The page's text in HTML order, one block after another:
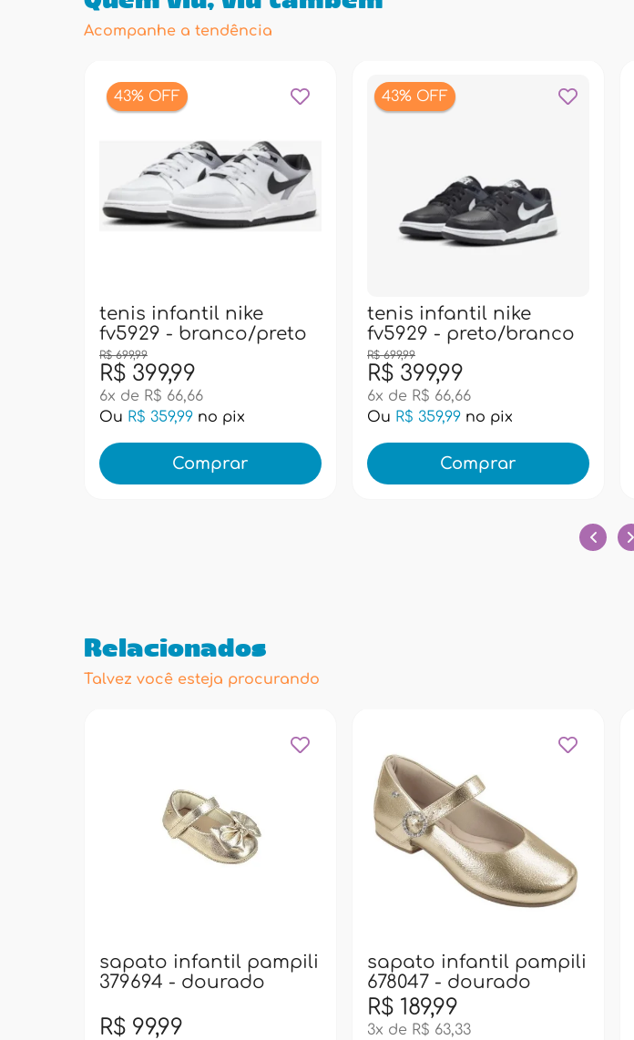
Acompanhe a tendência
43% OFF
tenis infantil nike
fv5929 - branco/preto
R$ 399,99
R$ 699,99
6x de R$ 66,66
Ou R$ 359,99 no pix
Comprar
43% OFF
tenis infantil nike
fv5929 - preto/branco
R$ 399,99
R$ 699,99
6x de R$ 66,66
Ou R$ 359,99 no pix
Comprar
Relacionados
Talvez você esteja procurando
sapato infantil pampili
379694 - dourado
R$ 99,99
sapato infantil pampili
678047 - dourado
R$ 189,99
3x de R$ 63,33